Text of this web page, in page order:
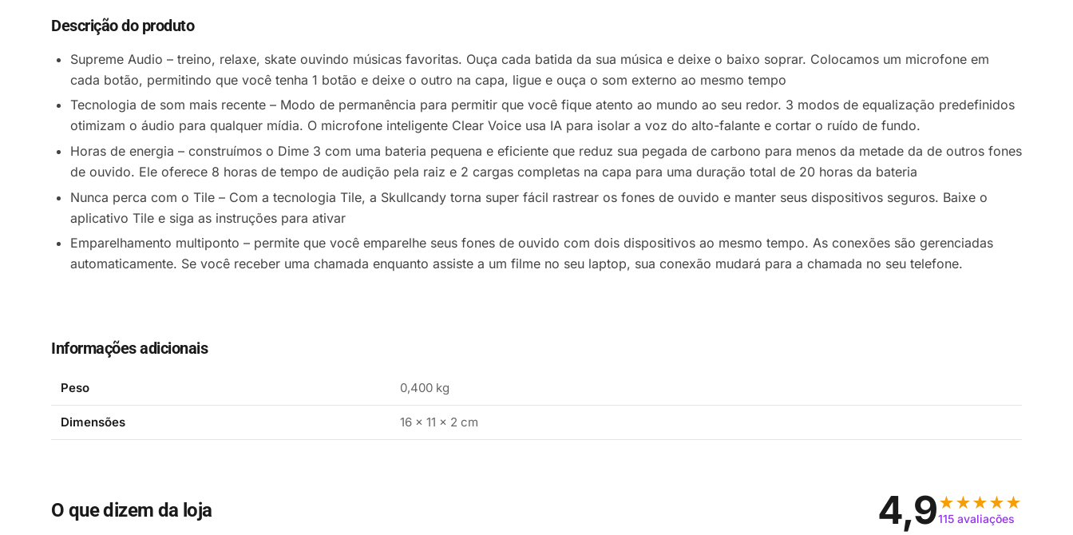
Descrição do produto
Supreme Audio – treino, relaxe, skate ouvindo músicas favoritas. Ouça cada batida da sua música e deixe o baixo soprar. Colocamos um microfone em
cada botão, permitindo que você tenha 1 botão e deixe o outro na capa, ligue e ouça o som externo ao mesmo tempo
Tecnologia de som mais recente – Modo de permanência para permitir que você fique atento ao mundo ao seu redor. 3 modos de equalização predefinidos
otimizam o áudio para qualquer mídia. O microfone inteligente Clear Voice usa IA para isolar a voz do alto-falante e cortar o ruído de fundo.
Horas de energia – construímos o Dime 3 com uma bateria pequena e eficiente que reduz sua pegada de carbono para menos da metade da de outros fones
de ouvido. Ele oferece 8 horas de tempo de audição pela raiz e 2 cargas completas na capa para uma duração total de 20 horas da bateria
Nunca perca com o Tile – Com a tecnologia Tile, a Skullcandy torna super fácil rastrear os fones de ouvido e manter seus dispositivos seguros. Baixe o
aplicativo Tile e siga as instruções para ativar
Emparelhamento multiponto – permite que você emparelhe seus fones de ouvido com dois dispositivos ao mesmo tempo. As conexões são gerenciadas
automaticamente. Se você receber uma chamada enquanto assiste a um filme no seu laptop, sua conexão mudará para a chamada no seu telefone.
Informações adicionais
Peso 0,400 kg
Dimensões 16 × 11 × 2 cm
O que dizem da loja 4,9★★★★★
115 avaliações